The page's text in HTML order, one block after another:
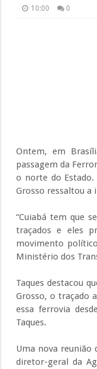
10:00 0
Ontem, em
passagem da
o norte do
Grosso ressaltou a
“Cuiabá tem que
traçados e eles
movimento
Ministério dos
Taques destacou
Grosso, o traçado
essa ferrovia
Taques.
Uma nova reunião
diretor-geral da